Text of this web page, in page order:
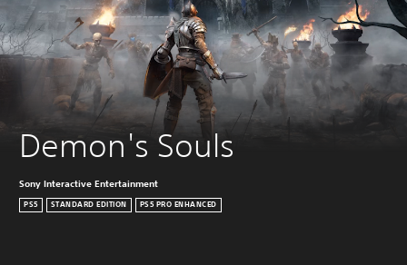
Demon's Souls
Sony Interactive Entertainment
PS5 STANDARD EDITION PS5 PRO ENHANCED